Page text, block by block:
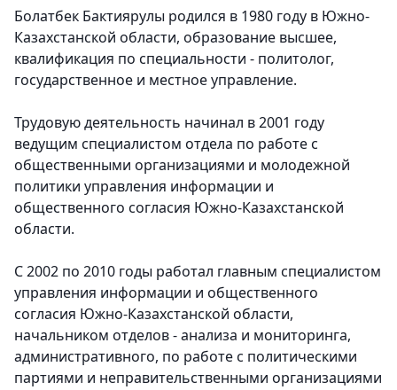
Болатбек Бактиярулы родился в 1980 году в Южно-
Казахстанской области, образование высшее,
квалификация по специальности - политолог,
государственное и местное управление.
Трудовую деятельность начинал в 2001 году
ведущим специалистом отдела по работе с
общественными организациями и молодежной
политики управления информации и
общественного согласия Южно-Казахстанской
области.
С 2002 по 2010 годы работал главным специалистом
управления информации и общественного
согласия Южно-Казахстанской области,
начальником отделов - анализа и мониторинга,
административного, по работе с политическими
партиями и неправительственными организациями